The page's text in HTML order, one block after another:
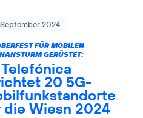
September 2024
FÜR MOBILEN
GERÜSTET:
Telefónica
20 5G-
Wiesn 2024